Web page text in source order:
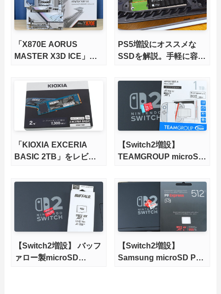
「X870E AORUS
MASTER X3D ICE」を
さらに高速にする完全版
X870Eマザーボードを徹
底検証
PS5増設にオススメな
SSDを解説。手軽に容量
最新、PS5 Proにも対
応】
「KIOXIA EXCERIA
BASIC 2TB」をレビュ
力、高性能、高コスパを
【Switch2増設】
TEAMGROUP microSD
ー。Vlogクリエイターに
も強いメモリーカードを
徹底検証
【Switch2増設】 バッフ
ァロー製microSD
【Switch2増設】
Samsung microSD P9